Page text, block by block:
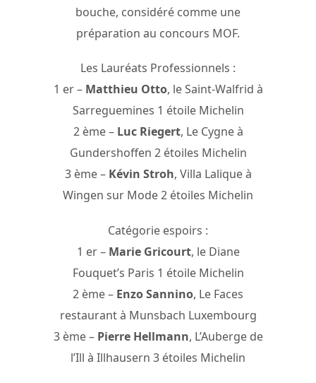
bouche, considéré comme une
préparation au concours MOF.
Les Lauréats Professionnels :
1 er – Matthieu Otto, le Saint-Walfrid à
Sarreguemines 1 étoile Michelin
2 ème – Luc Riegert, Le Cygne à
Gundershoffen 2 étoiles Michelin
3 ème – Kévin Stroh, Villa Lalique à
Wingen sur Mode 2 étoiles Michelin
Catégorie espoirs :
1 er – Marie Gricourt, le Diane
Fouquet’s Paris 1 étoile Michelin
2 ème – Enzo Sannino, Le Faces
restaurant à Munsbach Luxembourg
3 ème – Pierre Hellmann, L’Auberge de
l’Ill à Illhausern 3 étoiles Michelin